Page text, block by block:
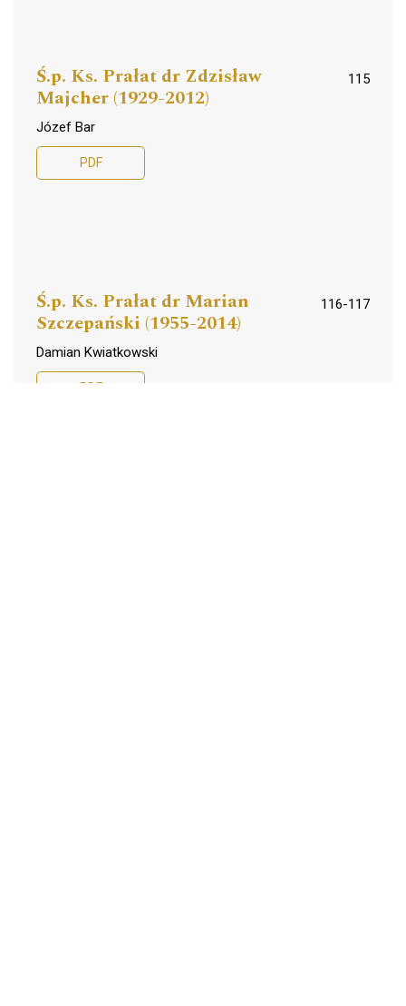
Ś.p. Ks. Prałat dr Zdzisław
Majcher (1929-2012)
115
Józef Bar
PDF
Ś.p. Ks. Prałat dr Marian
Szczepański (1955-2014)
116-117
Damian Kwiatkowski
PDF